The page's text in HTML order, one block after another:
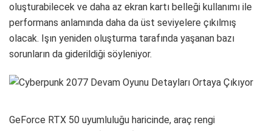
oluşturabilecek ve daha az ekran kartı belleği kullanımı ile
performans anlamında daha da üst seviyelere çıkılmış
olacak. Işın yeniden oluşturma tarafında yaşanan bazı
sorunların da giderildiği söyleniyor.
GeForce RTX 50 uyumluluğu haricinde, araç rengi